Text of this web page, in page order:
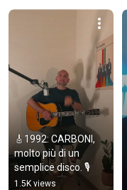
🎸1992: CARBONI,
molto più di un
semplice disco. 🎙️
1.5K views